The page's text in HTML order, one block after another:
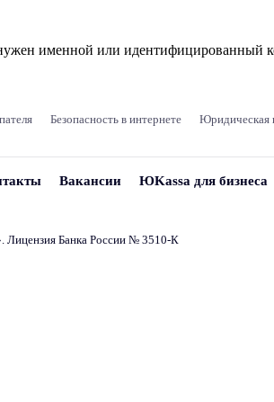
нужен именной или
Безопасность в интернете Юридическая
Вакансии ЮKassa для бизнеса
Лицензия Банка России № 3510‑К